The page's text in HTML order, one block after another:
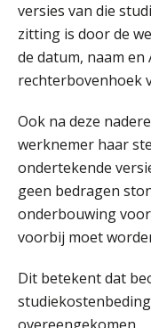
versies van die
zitting is door de
de datum, naam en
rechterbovenhoek
Ook na deze
werknemer haar
ondertekende
geen bedragen
onderbouwing
voorbij moet
Dit betekent dat